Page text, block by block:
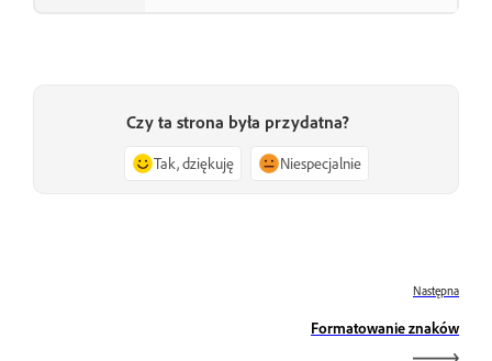
Czy ta strona była przydatna?
Tak, dziękuję Niespecjalnie
Następna
Formatowanie znaków